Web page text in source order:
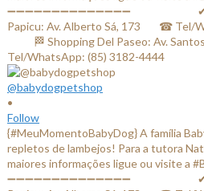
@babydogpetshop
•
Follow
{#MeuMomentoBabyDog} A família
repletos de lambejos! Para a tutora
maiores informações ligue ou visite a
➖➖➖➖➖➖➖➖➖➖➖➖➖➖